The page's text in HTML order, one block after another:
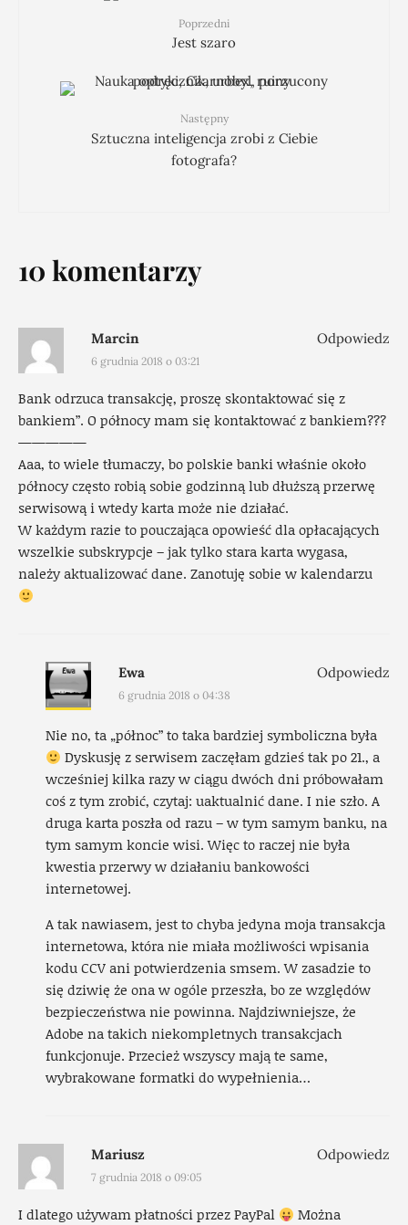
Poprzedni
Jest szaro
Następny
Sztuczna inteligencja zrobi z Ciebie
fotografa?
10 komentarzy
Marcin
6 grudnia 2018 o 03:21
Bank odrzuca transakcję, proszę skontaktować się z
bankiem”. O północy mam się kontaktować z bankiem???
—————
Aaa, to wiele tłumaczy, bo polskie banki właśnie około
północy często robią sobie godzinną lub dłuższą przerwę
serwisową i wtedy karta może nie działać.
W każdym razie to pouczająca opowieść dla opłacających
wszelkie subskrypcje – jak tylko stara karta wygasa,
należy aktualizować dane. Zanotuję sobie w kalendarzu
Odpowiedz
Ewa
6 grudnia 2018 o 04:38
Nie no, ta „północ” to taka bardziej symboliczna była
Dyskusję z serwisem zaczęłam gdzieś tak po 21., a
wcześniej kilka razy w ciągu dwóch dni próbowałam
coś z tym zrobić, czytaj: uaktualnić dane. I nie szło. A
druga karta poszła od razu – w tym samym banku, na
tym samym koncie wisi. Więc to raczej nie była
kwestia przerwy w działaniu bankowości
internetowej.
A tak nawiasem, jest to chyba jedyna moja transakcja
internetowa, która nie miała możliwości wpisania
kodu CCV ani potwierdzenia smsem. W zasadzie to
się dziwię że ona w ogóle przeszła, bo ze względów
bezpieczeństwa nie powinna. Najdziwniejsze, że
Adobe na takich niekompletnych transakcjach
funkcjonuje. Przecież wszyscy mają te same,
wybrakowane formatki do wypełnienia…
Odpowiedz
Mariusz
7 grudnia 2018 o 09:05
I dlatego używam płatności przez PayPal
Można
Odpowiedz